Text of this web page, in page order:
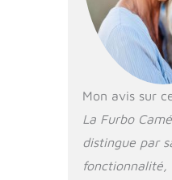
Mon avis sur
La Furbo
distingue par
fonctionnalité,